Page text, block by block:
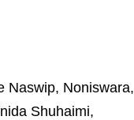
Naswip, Noniswara,
Shuhaimi,